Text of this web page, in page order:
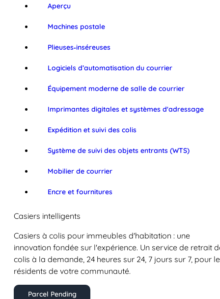
Aperçu
Machines postale
Plieuses‑inséreuses
Logiciels d’automatisation du courrier
Équipement moderne de salle de courrier
Imprimantes digitales et systèmes d'adressage
Expédition et suivi des colis
Système de suivi des objets entrants (WTS)
Mobilier de courrier
Encre et fournitures
Casiers intelligents
Casiers à colis pour immeubles d'habitation : une
innovation fondée sur l'expérience. Un service de retrait
colis à la demande, 24 heures sur 24, 7 jours sur 7, pour
résidents de votre communauté.
Parcel Pending